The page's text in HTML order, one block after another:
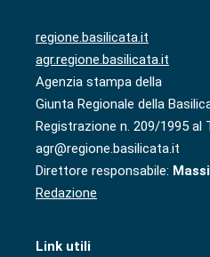
regione.basilicata.it
agr.regione.basilicata.it
Agenzia stampa della
Giunta Regionale della
Registrazione n. 209/1995 al
agr@regione.basilicata.it
Direttore responsabile:
Redazione
Link utili